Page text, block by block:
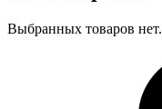
Выбранных товаров нет.